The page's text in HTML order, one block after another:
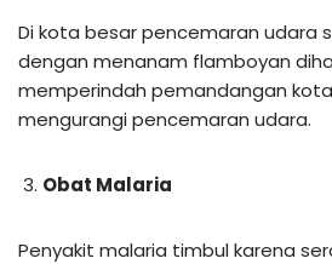
Di kota besar pencemaran udara
dengan menanam flamboyan
memperindah pemandangan
mengurangi pencemaran udara.
Obat Malaria
Penyakit malaria timbul karena